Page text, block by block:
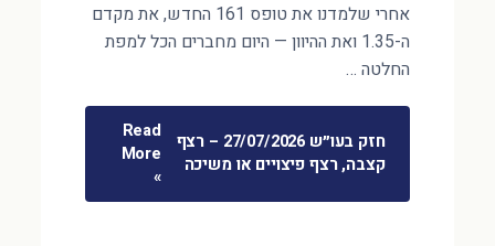
אחרי שלמדנו את טופס 161 החדש, את מקדם
ה-1.35 ואת ההיוון — היום מחברים הכל למפת
החלטה …
חזק בעו״ש 27/07/2026 – רצף
קצבה, רצף פיצויים או משיכה
Read
More
»